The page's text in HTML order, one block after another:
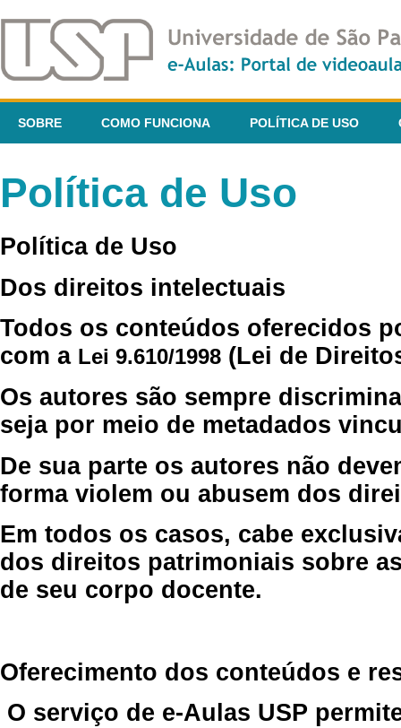
SOBRE COMO FUNCIONA POLÍTICA DE USO
Política de Uso
Política de Uso
Dos direitos intelectuais
Todos os conteúdos oferecidos
com a Lei 9.610/1998 (Lei de
Os autores são sempre
seja por meio de metadados
De sua parte os autores não
forma violem ou abusem dos
Em todos os casos, cabe
dos direitos patrimoniais sobre
de seu corpo docente.
Oferecimento dos conteúdos e
O serviço de e-Aulas USP